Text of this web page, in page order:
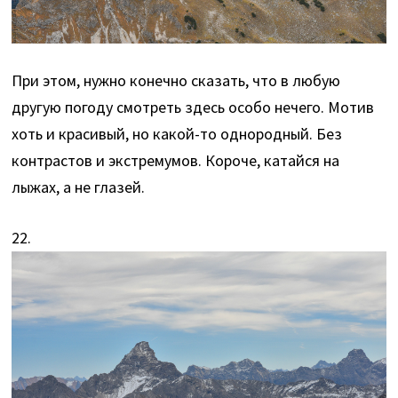
При этом, нужно конечно сказать, что в любую
другую погоду смотреть здесь особо нечего. Мотив
хоть и красивый, но какой-то однородный. Без
контрастов и экстремумов. Короче, катайся на
лыжах, а не глазей.
22.